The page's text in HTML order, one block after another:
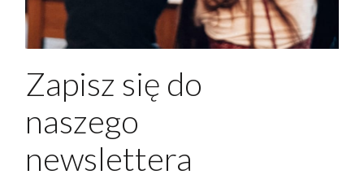
Zapisz się do
naszego
newslettera